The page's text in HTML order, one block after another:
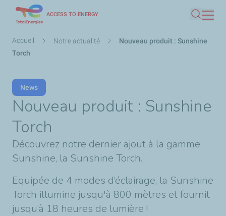
contenu
ACCESS TO ENERGY
Fil
d'Ariane
Accueil Notre actualité
Nouveau produit : Sunshine
Torch
News
Nouveau produit : Sunshine
Torch
Découvrez notre dernier ajout à la gamme
Sunshine, la Sunshine Torch.​
Equipée de 4 modes d’éclairage, la Sunshine
Torch illumine jusqu'à 800 mètres et fournit
jusqu’à 18 heures de lumière !